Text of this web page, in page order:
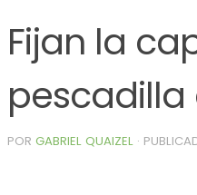
Fijan la
pescadilla
POR GABRIEL QUAIZEL ·